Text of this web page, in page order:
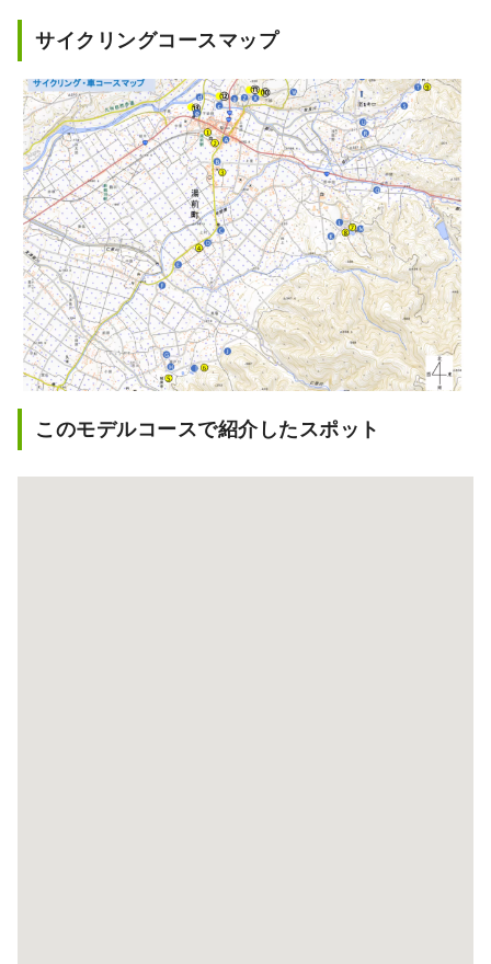
サイクリングコースマップ
このモデルコースで紹介したスポット